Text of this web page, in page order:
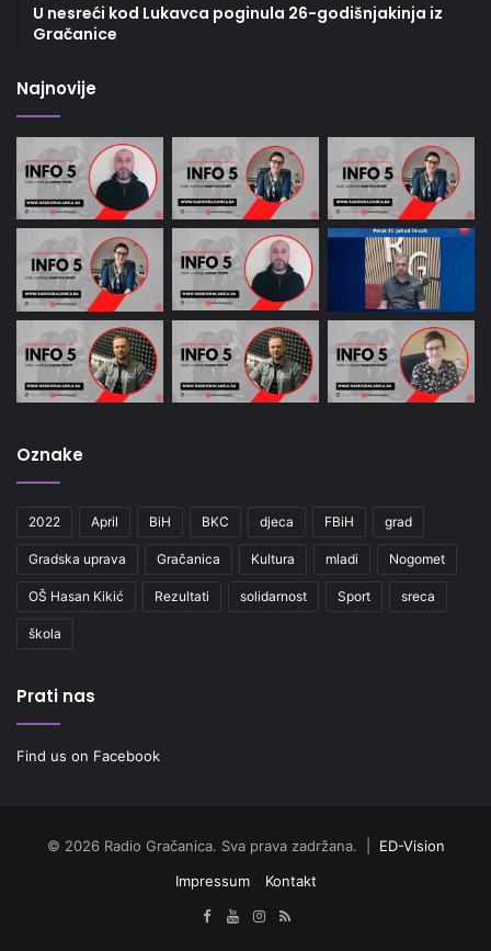
U nesreći kod Lukavca poginula 26-godišnjakinja iz
Gračanice
Najnovije
Oznake
2022 April BiH BKC djeca FBiH grad
Gradska uprava Gračanica Kultura mladi Nogomet
OŠ Hasan Kikić Rezultati solidarnost Sport sreca
škola
Prati nas
Find us on Facebook
© 2026 Radio Gračanica. Sva prava zadržana. | ED-Vision
Impressum
Kontakt